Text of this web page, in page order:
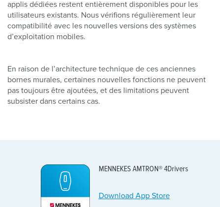
applis dédiées restent entièrement disponibles pour les
utilisateurs existants. Nous vérifions régulièrement leur
compatibilité avec les nouvelles versions des systèmes
d’exploitation mobiles.
En raison de l’architecture technique de ces anciennes
bornes murales, certaines nouvelles fonctions ne peuvent
pas toujours être ajoutées, et des limitations peuvent
subsister dans certains cas.
MENNEKES AMTRON® 4Drivers
Download App Store